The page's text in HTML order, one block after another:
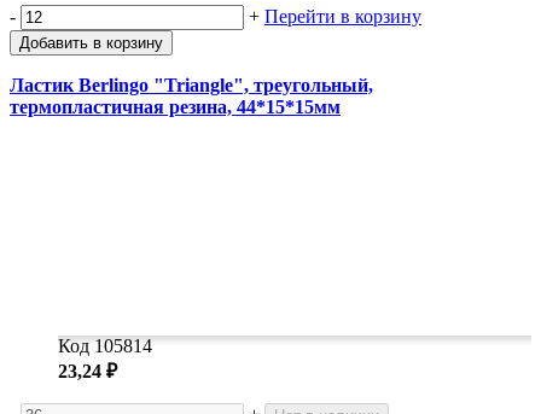
- + Перейти в корзину
Добавить в корзину
Ластик Berlingo "Triangle", треугольный,
термопластичная резина, 44*15*15мм
Код 105814
23,24 ₽